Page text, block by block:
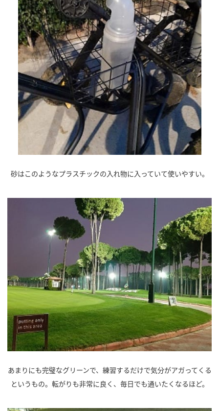
砂はこのようなプラスチックの入れ物に入っていて使いやすい。
あまりにも完璧なグリーンで、練習するだけで気分がアガってくる
というもの。転がりも非常に良く、毎日でも通いたくなるほど。